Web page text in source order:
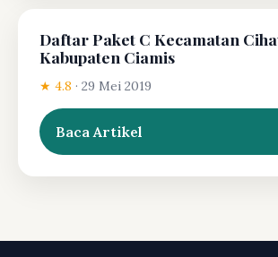
Daftar Paket C Kecamatan
Kabupaten Ciamis
★ 4.8 · 29 Mei 2019
Baca Artikel